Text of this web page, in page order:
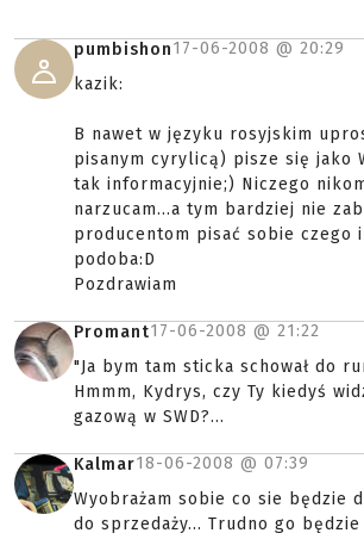
pumbishon17-06-2008 @ 20:29
kazik:
B nawet w języku rosyjskim
pisanym cyrylicą) pisze się jako
tak informacyjnie;) Niczego
narzucam...a tym bardziej nie
producentom pisać sobie czego
podoba:D
Pozdrawiam
Promant17-06-2008 @ 21:22
"Ja bym tam sticka schował do
Hmmm, Kydrys, czy Ty kiedyś
gazową w SWD?...
Kalmar18-06-2008 @ 07:39
Wyobrażam sobie co sie będzie
do sprzedaży... Trudno go będzie